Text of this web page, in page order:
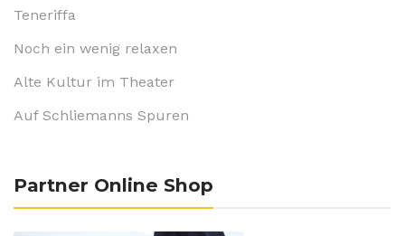
Teneriffa
Noch ein wenig relaxen
Alte Kultur im Theater
Auf Schliemanns Spuren
Partner Online Shop